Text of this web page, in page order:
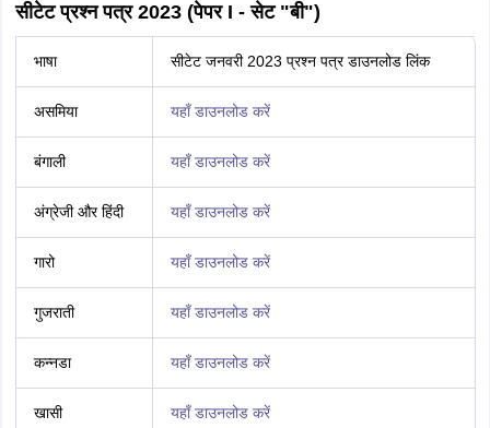
सीटेट प्रश्न पत्र 2023 (पेपर I - सेट "बी")
भाषा सीटेट जनवरी 2023 प्रश्न पत्र डाउनलोड लिंक
असमिया यहाँ डाउनलोड करें
बंगाली यहाँ डाउनलोड करें
अंग्रेजी और हिंदी यहाँ डाउनलोड करें
गारो यहाँ डाउनलोड करें
गुजराती यहाँ डाउनलोड करें
कन्नडा यहाँ डाउनलोड करें
खासी यहाँ डाउनलोड करें